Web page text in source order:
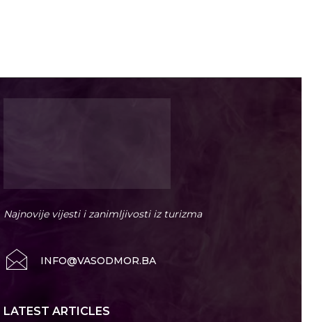
Najnovije vijesti i zanimljivosti iz turizma
INFO@VASODMOR.BA
LATEST ARTICLES